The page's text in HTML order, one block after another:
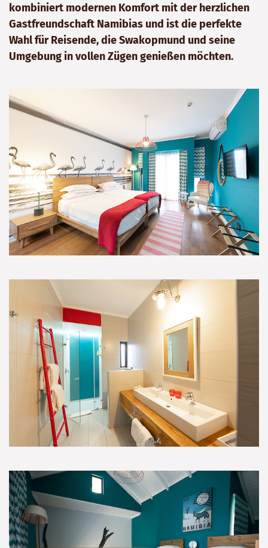
kombiniert modernen Komfort mit der herzlichen
Gastfreundschaft Namibias und ist die perfekte
Wahl für Reisende, die Swakopmund und seine
Umgebung in vollen Zügen genießen möchten.